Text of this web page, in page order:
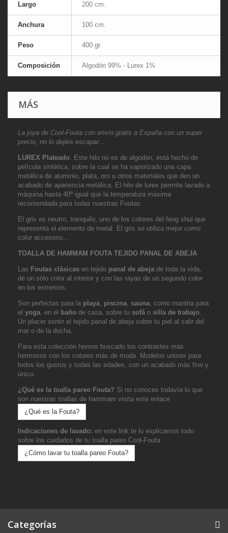
Largo 200 cm.
Anchura 100 cm.
Peso 400 gr.
Composición Algodón 99% - Lurex 1%
MÁS
La joya de Cool-Fouta con envío gratis a España con un super
precio, no lo dejéis escapar...
LUREX Plateado: Este hilo no es de algodón, está hecho de
película sintética, sobre la cual se ha vaporizado una capa
metálica de aluminio, plata, oro u otros materiales que den un
acabado de apariencia metálica. El hilo de lurex permite lavado a
máquina hasta 40º igual que la temperatura máxima
recomendada para todas nuestras Foutas.
El gris es neutro, tranquilo, uno de los colores del feng shui que
representa el elemento de metal. El gris se utiliza mejor como
color accesorio...
TOALLA DE HAMMAM FOUTA TEJIDO PANAL DE ABEJA
Las Foutas clásicas en tejido panal de abeja de toda la vida,
de un sólo color al interior y con las rayas de un segundo color
en los extremos.
Son perfectas para la playa, piscina, sauna, como mantita para
el yoga, en el baño de casa, sobre tu sofá o silla de trabajo.
Un placer sentir el tejido panal de abeja sobre tu piel al salir del
mar o de la ducha.
Para esta colección hemos buscado los contrastes más
hermosos con los colores más de moda. Modelos unisex para
todos los gustos y todas las edades, con un acabado más fino y
único.
¿Qué es la toalla pareo Fouta? Si no conoces todavía lo que
son nuestras toallas de hammam visita este enlace
¿Qué es la Fouta?
Indicaciones de lavado: en este link te lo explicamos todo
sobre los cuidados de tu toalla pareo Cool-Fouta
¿Cómo lavar tu toalla pareo Fouta?
Categorías